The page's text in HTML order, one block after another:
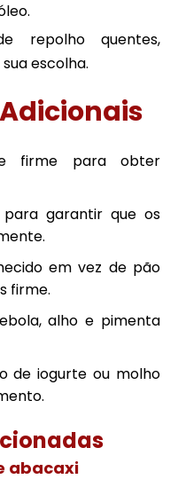
repolho quentes,
escolha.
firme para obter
garantir que os
em vez de pão
firme.
alho e pimenta
de iogurte ou molho
abacaxi